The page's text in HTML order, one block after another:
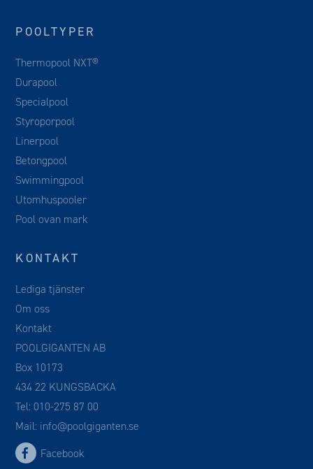
POOLTYPER
Thermopool NXT®
Durapool
Specialpool
Styroporpool
Linerpool
Betongpool
Swimmingpool
Utomhuspooler
Pool ovan mark
KONTAKT
Lediga tjänster
Om oss
Kontakt
POOLGIGANTEN AB
Box 10173
434 22 KUNGSBACKA
Tel:010-275 87 00
Mail: info@poolgiganten.se
Facebook